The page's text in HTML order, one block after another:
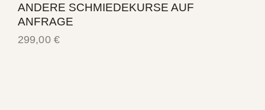
ANDERE SCHMIEDEKURSE AUF
ANFRAGE
299,00 €